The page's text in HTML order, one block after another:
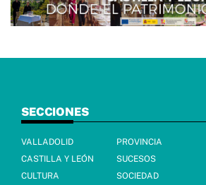
SECCIONES
VALLADOLID
PROVINCIA
CASTILLA Y LEÓN
SUCESOS
CULTURA
SOCIEDAD